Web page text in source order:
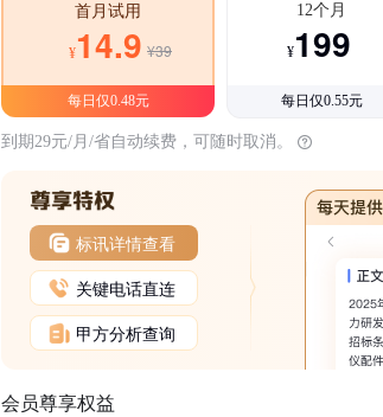
首月试用
¥14.9 ¥39
每日仅0.48元
12个月
¥199
每日仅0.55元
到期29元/月/省自动续费，可随时取消。
标讯详情查看
关键电话直连
甲方分析查询
会员尊享权益